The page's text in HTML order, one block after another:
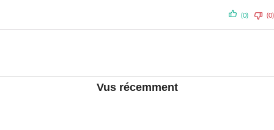
(0) (0)
Vus récemment